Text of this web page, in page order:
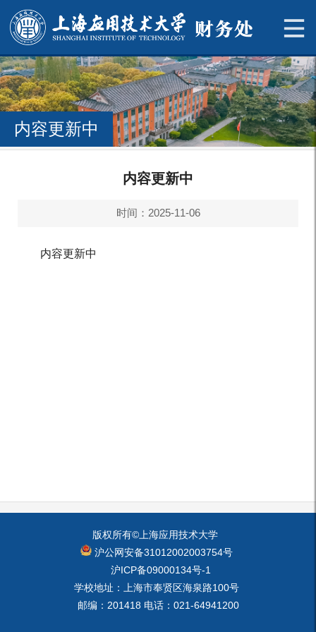
内容更新中
内容更新中
时间：2025-11-06
内容更新中
版权所有©上海应用技术大学
沪公网安备31012002003754号
沪ICP备09000134号-1
学校地址：上海市奉贤区海泉路100号
邮编：201418 电话：021-64941200